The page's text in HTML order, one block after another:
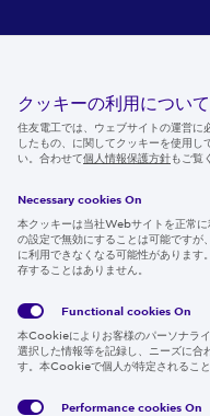
研究開発
サステナビリティ
ニュースルーム
IR情報
採用情報
クッキーの利用について
住友電工では、ウェブサイトの運営に
したもの、に関してクッキーを使用し
い。合わせて個人情報保護方針もご覧
Necessary cookies On
本クッキーは当社Webサイトを正常
の設定で無効にすることは可能です
に利用できなくなる可能性があります
存することはありません。
Functional cookies On
本Cookieによりお客様のパーソナラ
選択した情報等を記録し、ニーズに
す。本Cookieで個人が特定されること
Performance cookies On